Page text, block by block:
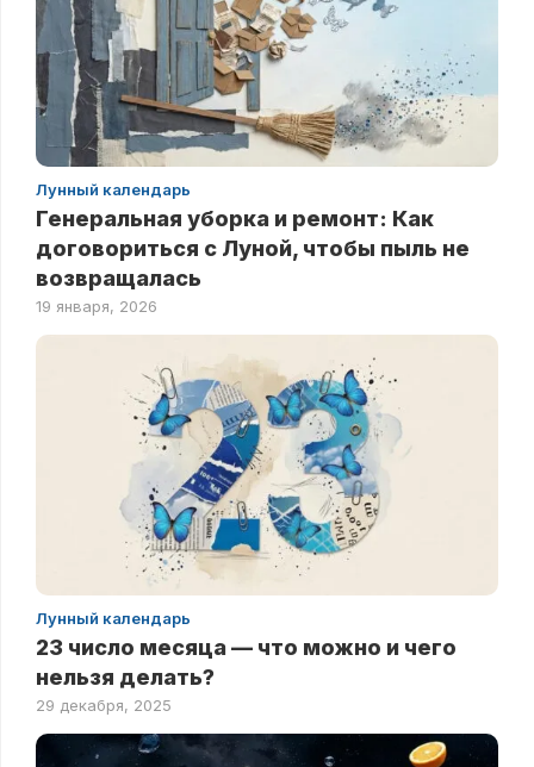
Лунный календарь
Генеральная уборка и ремонт: Как
договориться с Луной, чтобы пыль не
возвращалась
19 января, 2026
Лунный календарь
23 число месяца — что можно и чего
нельзя делать?
29 декабря, 2025